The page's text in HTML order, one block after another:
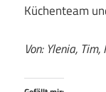
Küchenteam
Von: Ylenia, Tim,